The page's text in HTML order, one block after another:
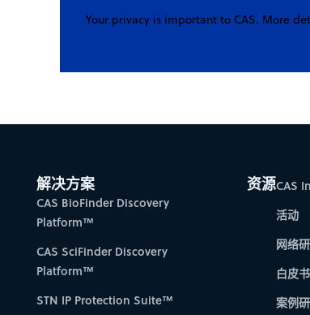
Your privacy is important to CAS. More
解决方案
CAS BioFinder Discovery
Platform™
CAS SciFinder Discovery
Platform™
STN IP Protection Suite™
资源CAS
活动
网络
白皮书
案例